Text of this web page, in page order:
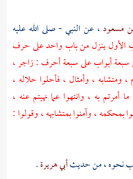
مسعود، عن النبي - صلى الله عليه
الأول ينزل من باب واحد على حرف
سبعة أبواب على سبعة أحرف : زاجر ،
ومتشابه ، وأمثال ، فأحلوا حلاله ،
أمرتم به ، وانتهوا عما نهيتم عنه ،
بمحكمه ، وآمنوا بمتشابهه ، وقولوا :
نحوه ، من حديثأبي هريرة.